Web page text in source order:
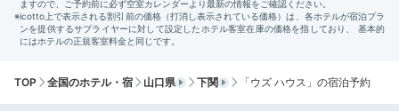
TOP 全国のホテル・宿 山口県 下関 「ウズ ハウス」の宿泊予約